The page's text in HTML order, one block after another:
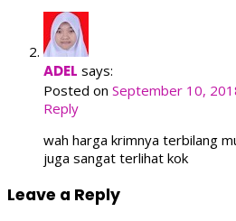
ADEL says:
Posted on September 10,
Reply
wah harga krimnya terbilang
juga sangat terlihat kok
Leave a Reply